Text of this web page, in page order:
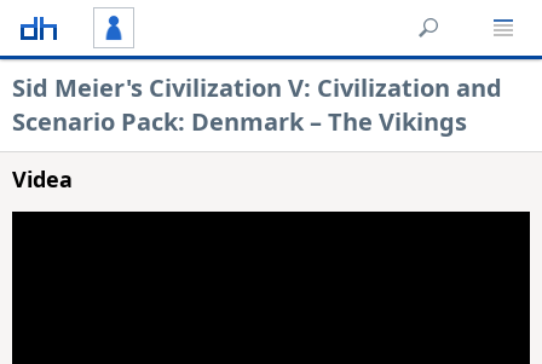
Sid Meier's Civilization V: Civilization and
Scenario Pack: Denmark – The Vikings
Videa